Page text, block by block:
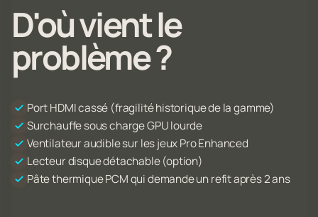
D'où vient le
problème ?
Port HDMI cassé (fragilité historique de la gamme)
Surchauffe sous charge GPU lourde
Ventilateur audible sur les jeux Pro Enhanced
Lecteur disque détachable (option)
Pâte thermique PCM qui demande un refit après 2 ans